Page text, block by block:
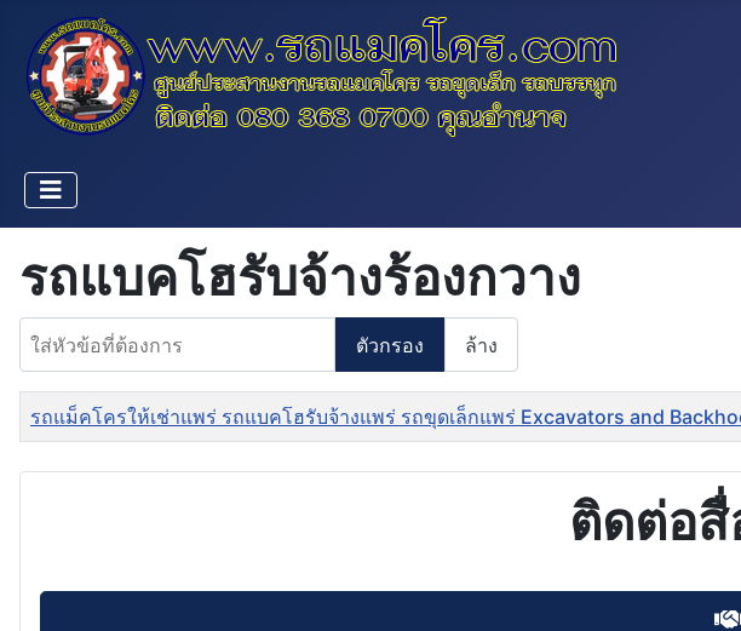
รถแบคโฮรับจ้างร้องกวาง
ใส่หัวข้อที่ต้องการ
ตัวกรอง ล้าง
ชื่อ
รถแม็คโครให้เช่าแพร่ รถแบคโฮรับจ้างแพร่ รถขุดเล็กแพร่ Excavators and
ติดต่อสื่